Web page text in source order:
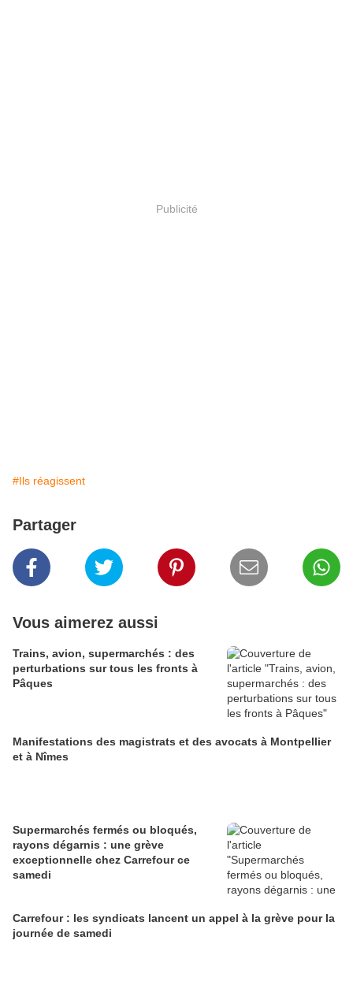
Publicité
#Ils réagissent
Partager
Vous aimerez aussi
Trains, avion, supermarchés : des
perturbations sur tous les fronts à
Pâques
Manifestations des magistrats et des avocats à Montpellier
et à Nîmes
Supermarchés fermés ou bloqués,
rayons dégarnis : une grève
exceptionnelle chez Carrefour ce
samedi
Carrefour : les syndicats lancent un appel à la grève pour la
journée de samedi